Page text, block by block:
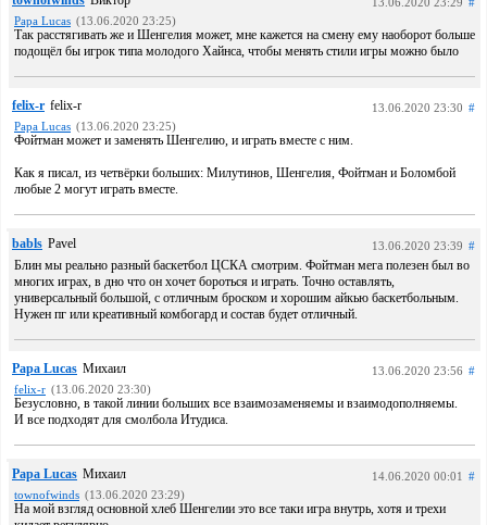
Papa Lucas (13.06.2020 23:25)
Так расстягивать же и Шенгелия может, мне кажется на смену ему наоборот больше
подощёл бы игрок типа молодого Хайнса, чтобы менять стили игры можно было
felix-r felix-r 13.06.2020 23:30 #
Papa Lucas (13.06.2020 23:25)
Фойтман может и заменять Шенгелию, и играть вместе с ним.
Как я писал, из четвёрки больших: Милутинов, Шенгелия, Фойтман и Боломбой
любые 2 могут играть вместе.
babls Pavel 13.06.2020 23:39 #
Блин мы реально разный баскетбол ЦСКА смотрим. Фойтман мега полезен был во
многих играх, в дно что он хочет бороться и играть. Точно оставлять,
универсальный большой, с отличным броском и хорошим айкью баскетбольным.
Нужен пг или креативный комбогард и состав будет отличный.
Papa Lucas Михаил 13.06.2020 23:56 #
felix-r (13.06.2020 23:30)
Безусловно, в такой линии больших все взаимозаменяемы и взаимодополняемы.
И все подходят для смолбола Итудиса.
Papa Lucas Михаил 14.06.2020 00:01 #
townofwinds (13.06.2020 23:29)
На мой взгляд основной хлеб Шенгелии это все таки игра внутрь, хотя и трехи